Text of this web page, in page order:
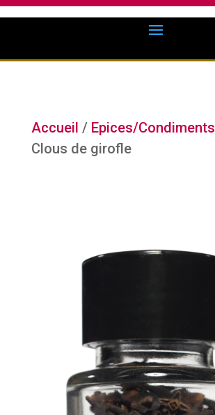
Accueil / Epices/Condiments
Clous de girofle